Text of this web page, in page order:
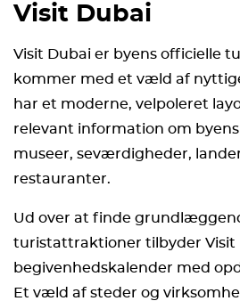
Visit Dubai
Visit Dubai er byens officielle
kommer med et væld af
har et moderne, velpoleret
relevant information om
museer, seværdigheder,
restauranter.
Ud over at finde
turistattraktioner tilbyder Visit
begivenhedskalender med
Et væld af steder og